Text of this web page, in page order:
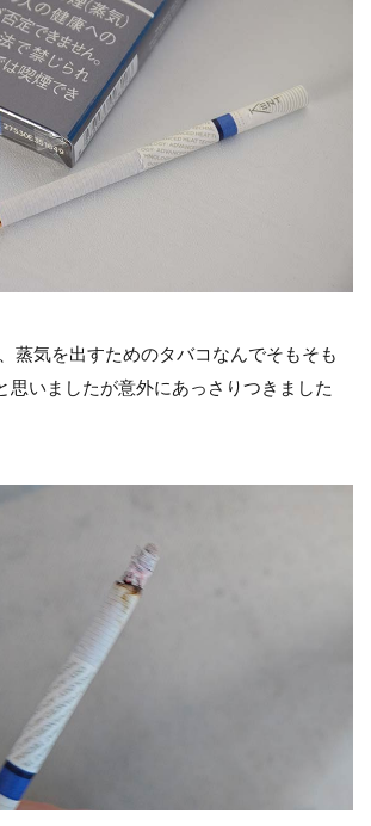
蒸気を出すためのタバコなんでそもそも
思いましたが意外にあっさりつきました